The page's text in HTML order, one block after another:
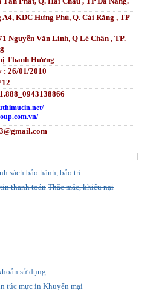
KDC Hưng Phú, Q. Cái Răng , TP
Nguyễn Văn Linh, Q Lê Chân , TP.
Thanh Hương
: 26/01/2010
sách bảo hành, bảo trì
thanh toán Thắc mắc, khiếu nại
sử dụng
tứcmực in Khuyến mại